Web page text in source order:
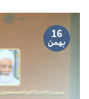
16
بهمن